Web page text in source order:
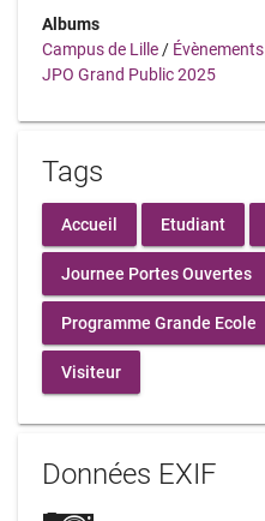
Albums
Campus de Lille / Évènements
JPO Grand Public 2025
Tags
Accueil Etudiant
Journee Portes Ouvertes
Programme Grande Ecole
Visiteur
Données EXIF